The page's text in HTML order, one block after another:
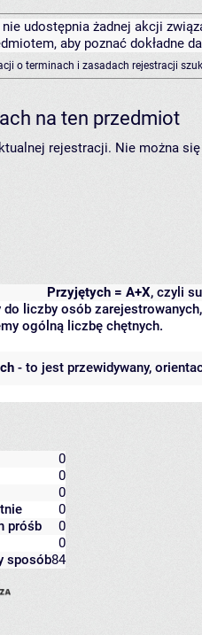
udostępnia żadnej akcji
aby poznać dokładne
o terminach i zasadach rejestracji
na ten przedmiot
rejestracji. Nie można
Przyjętych = A+X, czyli
do liczby osób
ogólną liczbę chętnych.
- to jest przewidywany,
0
0
0
0
próśb
0
0
sposób84